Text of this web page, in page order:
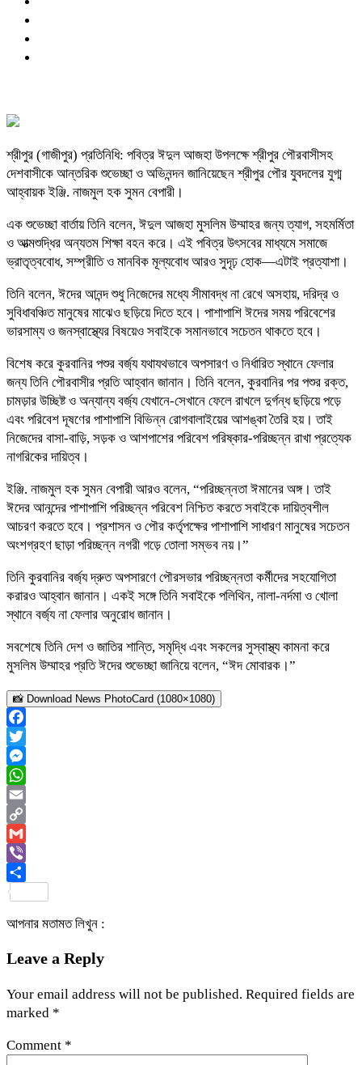
শ্রীপুর (গাজীপুর) প্রতিনিধি: পবিত্র ঈদুল আজহা উপলক্ষে শ্রীপুর পৌরবাসীসহ
দেশবাসীকে আন্তরিক শুভেচ্ছা ও অভিনন্দন জানিয়েছেন শ্রীপুর পৌর যুবদলের যুগ্ম
আহ্বায়ক ইঞ্জি. নাজমুল হক সুমন বেপারী।
এক শুভেচ্ছা বার্তায় তিনি বলেন, ঈদুল আজহা মুসলিম উম্মাহর জন্য ত্যাগ, সহমর্মিতা
ও আত্মশুদ্ধির অন্যতম শিক্ষা বহন করে। এই পবিত্র উৎসবের মাধ্যমে সমাজে
ভ্রাতৃত্ববোধ, সম্প্রীতি ও মানবিক মূল্যবোধ আরও সুদৃঢ় হোক—এটাই প্রত্যাশা।
তিনি বলেন, ঈদের আনন্দ শুধু নিজেদের মধ্যে সীমাবদ্ধ না রেখে অসহায়, দরিদ্র ও
সুবিধাবঞ্চিত মানুষের মাঝেও ছড়িয়ে দিতে হবে। পাশাপাশি ঈদের সময় পরিবেশের
ভারসাম্য ও জনস্বাস্থ্যের বিষয়েও সবাইকে সমানভাবে সচেতন থাকতে হবে।
বিশেষ করে কুরবানির পশুর বর্জ্য যথাযথভাবে অপসারণ ও নির্ধারিত স্থানে ফেলার
জন্য তিনি পৌরবাসীর প্রতি আহ্বান জানান। তিনি বলেন, কুরবানির পর পশুর রক্ত,
চামড়ার উচ্ছিষ্ট ও অন্যান্য বর্জ্য যেখানে-সেখানে ফেলে রাখলে দুর্গন্ধ ছড়িয়ে পড়ে
এবং পরিবেশ দূষণের পাশাপাশি বিভিন্ন রোগবালাইয়ের আশঙ্কা তৈরি হয়। তাই
নিজেদের বাসা-বাড়ি, সড়ক ও আশপাশের পরিবেশ পরিষ্কার-পরিচ্ছন্ন রাখা প্রত্যেক
নাগরিকের দায়িত্ব।
ইঞ্জি. নাজমুল হক সুমন বেপারী আরও বলেন, “পরিচ্ছন্নতা ঈমানের অঙ্গ। তাই
ঈদের আনন্দের পাশাপাশি পরিচ্ছন্ন পরিবেশ নিশ্চিত করতে সবাইকে দায়িত্বশীল
আচরণ করতে হবে। প্রশাসন ও পৌর কর্তৃপক্ষের পাশাপাশি সাধারণ মানুষের সচেতন
অংশগ্রহণ ছাড়া পরিচ্ছন্ন নগরী গড়ে তোলা সম্ভব নয়।”
তিনি কুরবানির বর্জ্য দ্রুত অপসারণে পৌরসভার পরিচ্ছন্নতা কর্মীদের সহযোগিতা
করারও আহ্বান জানান। একই সঙ্গে তিনি সবাইকে পলিথিন, নালা-নর্দমা ও খোলা
স্থানে বর্জ্য না ফেলার অনুরোধ জানান।
সবশেষে তিনি দেশ ও জাতির শান্তি, সমৃদ্ধি এবং সকলের সুস্বাস্থ্য কামনা করে
মুসলিম উম্মাহর প্রতি ঈদের শুভেচ্ছা জানিয়ে বলেন, “ঈদ মোবারক।”
📸 Download News PhotoCard (1080×1080)
Facebook
Twitter
Messenger
WhatsApp
Email
Copy
Link
Gmail
Viber
আপনার মতামত লিখুন :
Leave a Reply
Your email address will not be published. Required fields are
marked *
Comment *